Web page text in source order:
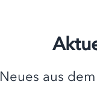
Neues aus